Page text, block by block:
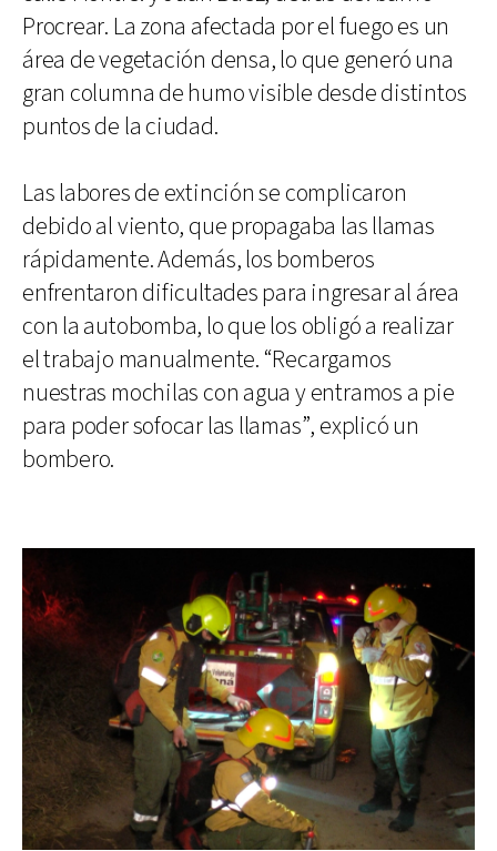
Procrear. La zona afectada por el fuego es un
área de vegetación densa, lo que generó una
gran columna de humo visible desde distintos
puntos de la ciudad.
Las labores de extinción se complicaron
debido al viento, que propagaba las llamas
rápidamente. Además, los bomberos
enfrentaron dificultades para ingresar al área
con la autobomba, lo que los obligó a realizar
el trabajo manualmente. “Recargamos
nuestras mochilas con agua y entramos a pie
para poder sofocar las llamas”, explicó un
bombero.